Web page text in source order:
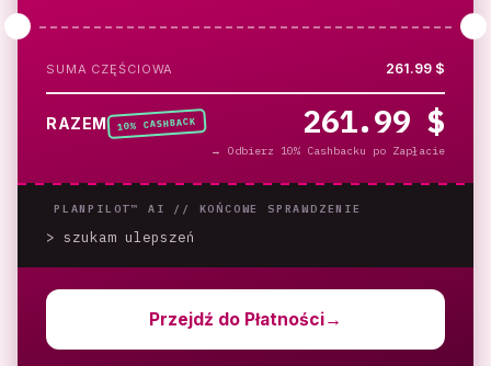
SUMA CZĘŚCIOWA 261.99 $
RAZEM 10% CASHBACK 261.99 $
→ Odbierz 10% Cashbacku po Zapłacie
PLANPILOT™ AI // KOŃCOWE SPRAWDZENIE
> szukam ulepszeń
Przejdź do Płatności→